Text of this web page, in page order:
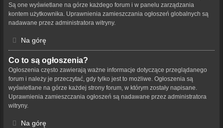
Są one wyświetlane na górze każdego forum i w panelu zarządzania
kontem użytkownika. Uprawnienia zamieszczania ogłoszeń globalnych są
nadawane przez administratora witryny.
Na górę
Co to są ogłoszenia?
Ogłoszenia często zawierają ważne informacje dotyczące przeglądanego
forum i należy je przeczytać, gdy tylko jest to możliwe. Ogłoszenia są
wyświetlane na górze każdej strony forum, w którym zostały napisane.
Uprawnienia zamieszczania ogłoszeń są nadawane przez administratora
witryny.
Na górę